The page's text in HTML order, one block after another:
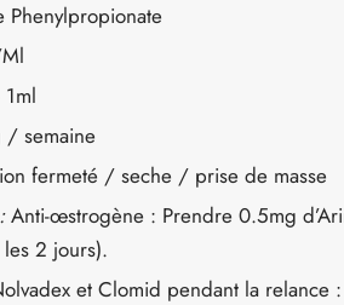
Phenylpropionate
semaine
fermeté / seche / prise de masse
Anti-œstrogène : Prendre 0.5mg
les 2 jours).
et Clomid pendant la